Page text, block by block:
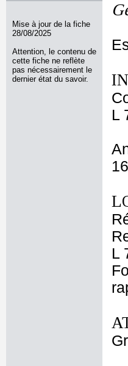
Mise à jour de la fiche
28/08/2025
Attention, le contenu de
cette fiche ne reflète
pas nécessairement le
dernier état du savoir.
L
L